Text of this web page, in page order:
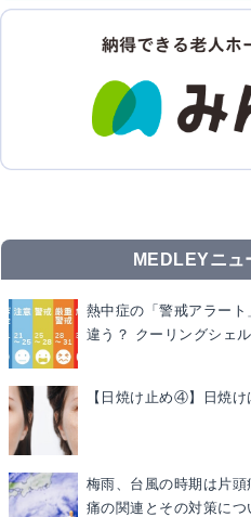
MEDLEYニュ
熱中症の「警戒アラー
違う？ クーリングシェ
【日焼け止め④】日焼
梅雨、台風の時期は片
痛の関連とその対策につ